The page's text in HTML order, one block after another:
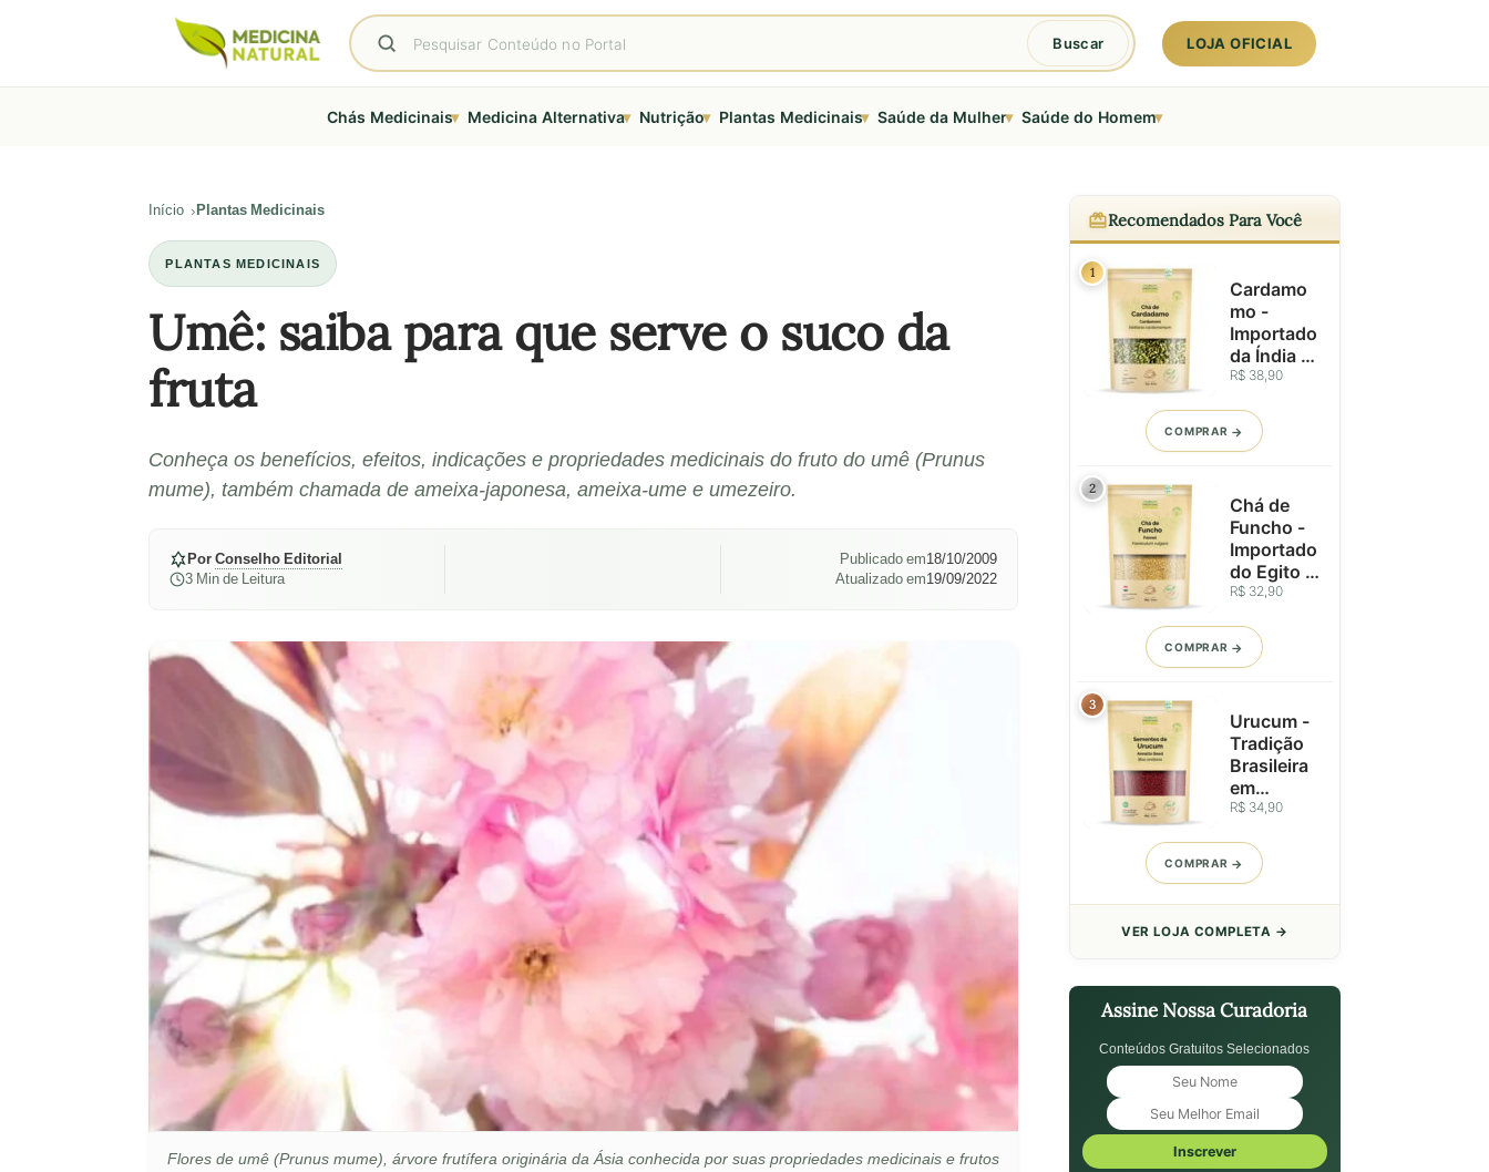
Buscar LOJA OFICIAL
Chás Medicinais▾ Medicina Alternativa▾ Nutrição▾ Plantas Medicinais▾ Saúde da Mulher▾ Saúde do Homem▾
Início Plantas Medicinais
PLANTAS MEDICINAIS
Umê: saiba para que serve o suco da
fruta
Conheça os benefícios, efeitos, indicações e propriedades medicinais do fruto do umê (Prunus
mume), também chamada de ameixa-japonesa, ameixa-ume e umezeiro.
PorConselho Editorial
3 Min de Leitura
Publicado em18/10/2009
Atualizado em19/09/2022
Flores de umê (Prunus mume), árvore frutífera originária da Ásia conhecida por suas propriedades medicinais e frutos
Recomendados Para Você
1
Cardamo
mo -
Importado
da Índia -
Vagens
Seleciona
das - 25g
R$ 38,90
COMPRAR
2
Chá de
Funcho -
Importado
do Egito -
Sementes
das -
100g
R$ 32,90
COMPRAR
3
Urucum -
Tradição
Brasileira
em
Sementes
das -
100g
R$ 34,90
COMPRAR
VER LOJA COMPLETA →
Assine Nossa Curadoria
Conteúdos Gratuitos Selecionados
Inscrever